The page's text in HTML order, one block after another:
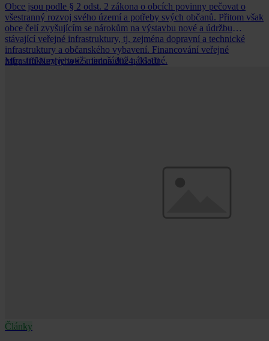
Obce jsou podle § 2 odst. 2 zákona o obcích povinny pečovat o
všestranný rozvoj svého území a potřeby svých občanů. Přitom však
obce čelí zvyšujícím se nárokům na výstavbu nové a údržbu
stávající veřejné infrastruktury, tj. zejména dopravní a technické
infrastruktury a občanského vybavení. Financování veřejné
infrastruktury je totiž mimořádně nákladné.
Mgr. Jiří Nezhyba • 5. ledna 2024, 05:10
Články